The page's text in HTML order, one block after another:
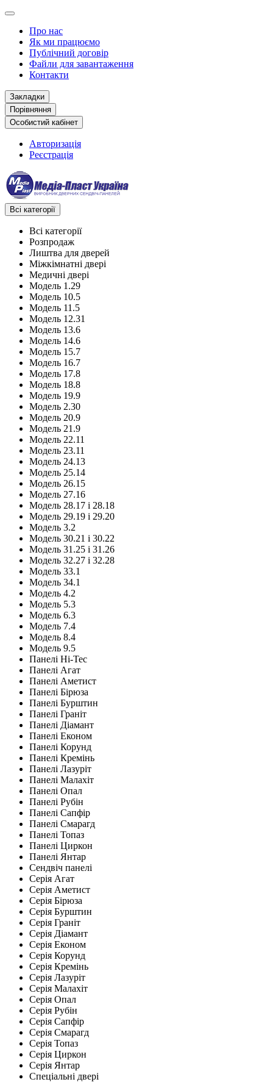
Про нас
Як ми працюємо
Публічний договір
Файли для завантаження
Контакти
Закладки
Порівняння
Особистий кабінет
Авторизація
Реєстрація
Всі категорії
Всі категорії
Розпродаж
Лиштва для дверей
Міжкімнатні двері
Медичні двері
Модель 1.29
Модель 10.5
Модель 11.5
Модель 12.31
Модель 13.6
Модель 14.6
Модель 15.7
Модель 16.7
Модель 17.8
Модель 18.8
Модель 19.9
Модель 2.30
Модель 20.9
Модель 21.9
Модель 22.11
Модель 23.11
Модель 24.13
Модель 25.14
Модель 26.15
Модель 27.16
Модель 28.17 і 28.18
Модель 29.19 і 29.20
Модель 3.2
Модель 30.21 і 30.22
Модель 31.25 і 31.26
Модель 32.27 і 32.28
Модель 33.1
Модель 34.1
Модель 4.2
Модель 5.3
Модель 6.3
Модель 7.4
Модель 8.4
Модель 9.5
Панелі Hi-Tec
Панелі Агат
Панелі Аметист
Панелі Бірюза
Панелі Бурштин
Панелі Граніт
Панелі Діамант
Панелі Економ
Панелі Корунд
Панелі Кремінь
Панелі Лазуріт
Панелі Малахіт
Панелі Опал
Панелі Рубін
Панелі Сапфір
Панелі Смарагд
Панелі Топаз
Панелі Циркон
Панелі Янтар
Сендвіч панелі
Серія Агат
Серія Аметист
Серія Бірюза
Серія Бурштин
Серія Граніт
Серія Діамант
Серія Економ
Серія Корунд
Серія Кремінь
Серія Лазуріт
Серія Малахіт
Серія Опал
Серія Рубін
Серія Сапфір
Серія Смарагд
Серія Топаз
Серія Циркон
Серія Янтар
Спеціальні двері